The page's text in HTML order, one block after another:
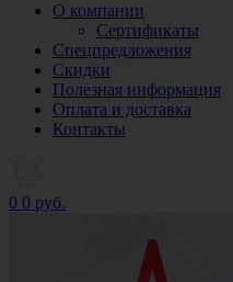
О компании
Сертификаты
Спецпредложения
Скидки
Полезная информация
Оплата и доставка
Контакты
0 0 руб.